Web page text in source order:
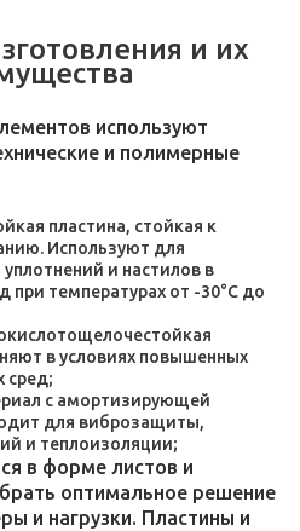
и их
используют
и полимерные
пластина, стойкая к
Используют для
и настилов в
при температурах от -30°C до
в условиях повышенных
сред;
с амортизирующей
для виброзащиты,
и теплоизоляции;
в форме листов и
оптимальное решение
и нагрузки. Пластины и